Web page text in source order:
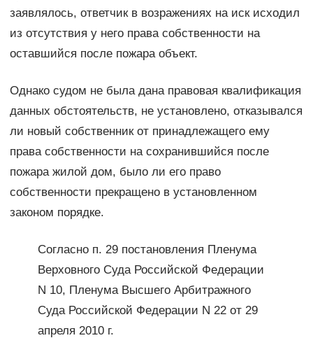
заявлялось, ответчик в возражениях на иск исходил
из отсутствия у него права собственности на
оставшийся после пожара объект.
Однако судом не была дана правовая квалификация
данных обстоятельств, не установлено, отказывался
ли новый собственник от принадлежащего ему
права собственности на сохранившийся после
пожара жилой дом, было ли его право
собственности прекращено в установленном
законом порядке.
Согласно п. 29 постановления Пленума
Верховного Суда Российской Федерации
N 10, Пленума Высшего Арбитражного
Суда Российской Федерации N 22 от 29
апреля 2010 г.